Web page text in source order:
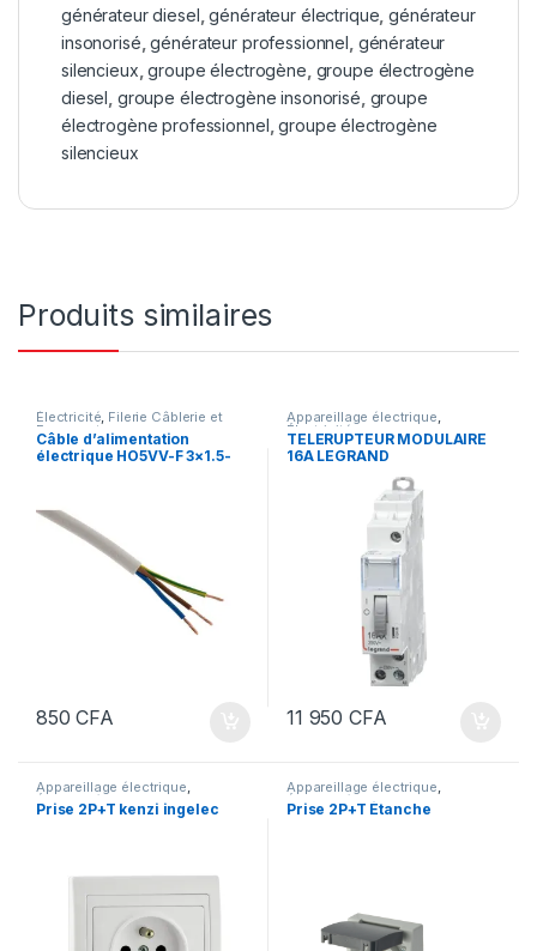
générateur diesel ,générateur électrique ,générateur
insonorisé ,générateur professionnel générateur
silencieux ,groupe électrogène groupe électrogène
diesel groupe électrogène insonorisé groupe
électrogène professionnel ,groupe électrogène
silencieux
Produits similaires
Électricité, Filerie Câblerie et
Fourreautage
Câble d’alimentation
électrique HO5VV-F 3×1.5-
850CFA
Appareillage électrique,
Électricité
TELERUPTEUR MODULAIRE
16A LEGRAND
11 950CFA
Appareillage électrique,
Électricité
Prise 2P+T kenzi ingelec
Appareillage électrique,
Électricité
Prise 2P+T Étanche